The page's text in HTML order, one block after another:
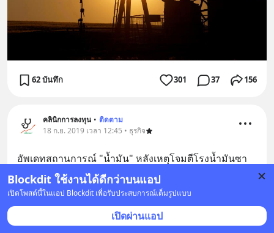
Blockdit ใช้งานได้ดีกว่าบนแอป
เปิดโพสต์นี้ในแอป Blockdit เพื่อรับประสบการณ์เต็มรูปแบบ
เปิดผ่านแอป
62 บันทึก 301 37 156
คลินิกการลงทุน • ติดตาม
18 ก.ย. 2019 เวลา 12:45 • ธุรกิจ
อัพเดทสถานการณ์ "น้ำมัน" หลังเหตุโจมตีโรงน้ำมันซา
อุฯ !!! / โดย คลินิกการลงทุน
อ่านต่อ